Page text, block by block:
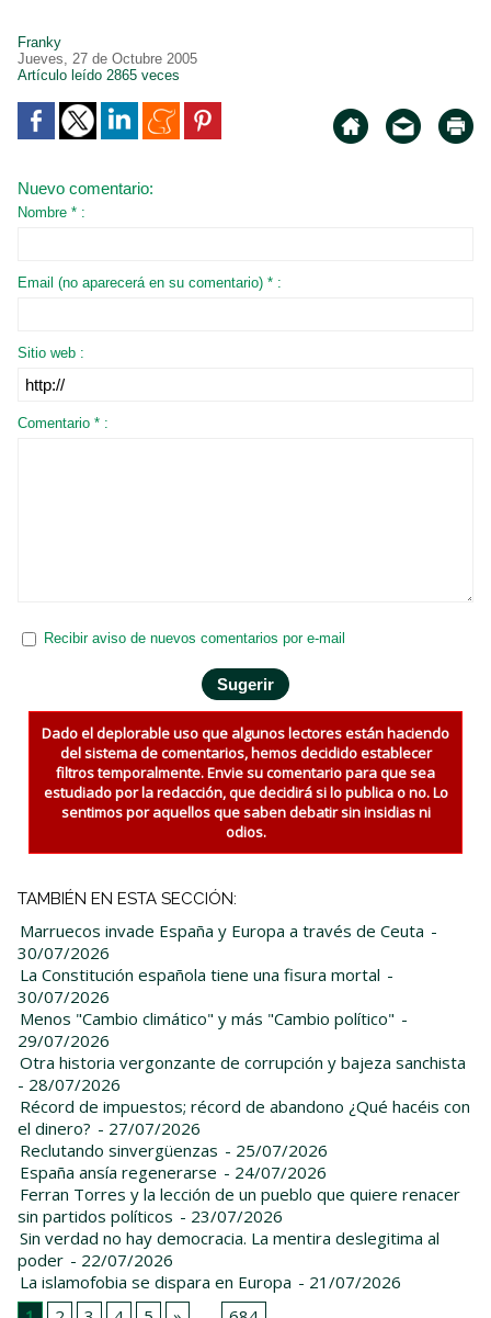
Franky
Jueves, 27 de Octubre 2005
Artículo leído 2865 veces
Nuevo comentario:
Nombre * :
Email (no aparecerá en su comentario) * :
Sitio web :
Comentario * :
Recibir aviso de nuevos comentarios por e-mail
Dado el deplorable uso que algunos lectores están haciendo
del sistema de comentarios, hemos decidido establecer
filtros temporalmente. Envie su comentario para que sea
estudiado por la redacción, que decidirá si lo publica o no. Lo
sentimos por aquellos que saben debatir sin insidias ni
odios.
TAMBIÉN EN ESTA SECCIÓN:
Marruecos invade España y Europa a través de Ceuta -
30/07/2026
La Constitución española tiene una fisura mortal -
30/07/2026
Menos "Cambio climático" y más "Cambio político" -
29/07/2026
Otra historia vergonzante de corrupción y bajeza sanchista
- 28/07/2026
Récord de impuestos; récord de abandono ¿Qué hacéis con
el dinero? - 27/07/2026
Reclutando sinvergüenzas - 25/07/2026
España ansía regenerarse - 24/07/2026
Ferran Torres y la lección de un pueblo que quiere renacer
sin partidos políticos - 23/07/2026
Sin verdad no hay democracia. La mentira deslegitima al
poder - 22/07/2026
La islamofobia se dispara en Europa - 21/07/2026